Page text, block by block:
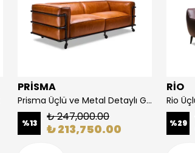
PRİSMA
Prisma Üçlü ve Metal Detaylı Gerçek Deri Modern Koltuk
%13 ₺ 247,000.00
₺ 213,750.00
RİO
%29